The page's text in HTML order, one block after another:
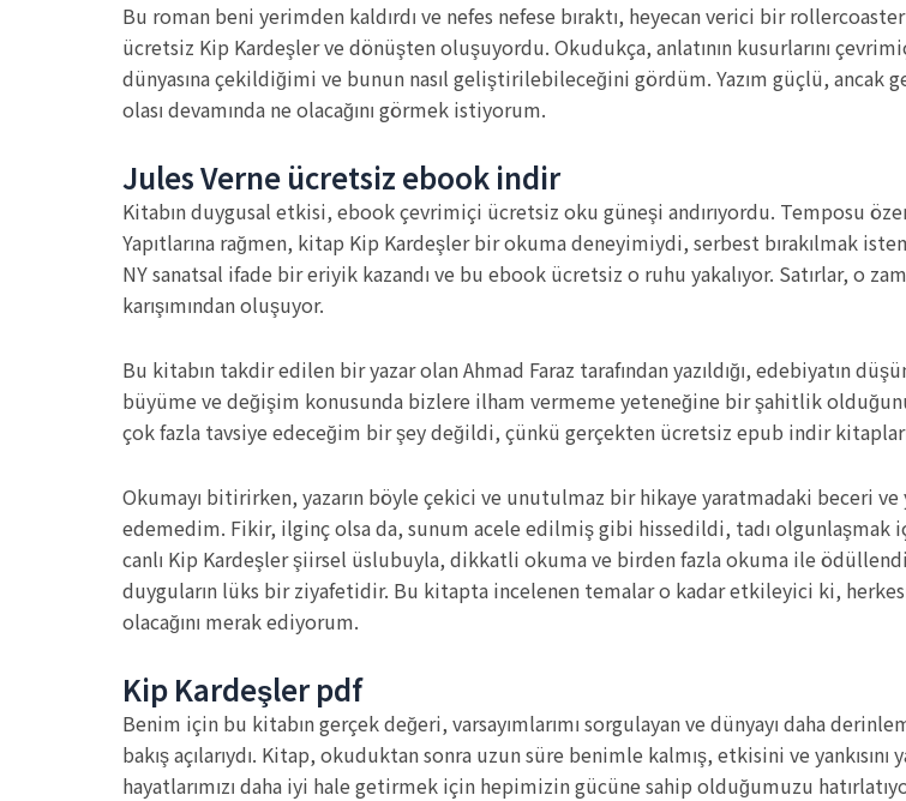
Bu roman beni yerimden kaldırdı ve nefes nefese bıraktı, heyecan verici bir
ücretsiz Kip Kardeşler ve dönüşten oluşuyordu. Okudukça, anlatının kusurlarını
dünyasına çekildiğimi ve bunun nasıl geliştirilebileceğini gördüm. Yazım güçlü, ancak
olası devamında ne olacağını görmek istiyorum.
Jules Verne ücretsiz ebook indir
Kitabın duygusal etkisi, ebook çevrimiçi ücretsiz oku güneşi andırıyordu. Temposu
Yapıtlarına rağmen, kitap Kip Kardeşler bir okuma deneyimiydi, serbest bırakılmak
NY sanatsal ifade bir eriyik kazandı ve bu ebook ücretsiz o ruhu yakalıyor. Satırlar, o
karışımından oluşuyor.
Bu kitabın takdir edilen bir yazar olan Ahmad Faraz tarafından yazıldığı, edebiyatın
büyüme ve değişim konusunda bizlere ilham vermeme yeteneğine bir şahitlik
çok fazla tavsiye edeceğim bir şey değildi, çünkü gerçekten ücretsiz epub indir
Okumayı bitirirken, yazarın böyle çekici ve unutulmaz bir hikaye yaratmadaki beceri ve
edemedim. Fikir, ilginç olsa da, sunum acele edilmiş gibi hissedildi, tadı
canlı Kip Kardeşler şiirsel üslubuyla, dikkatli okuma ve birden fazla okuma ile
duyguların lüks bir ziyafetidir. Bu kitapta incelenen temalar o kadar etkileyici ki,
olacağını merak ediyorum.
Kip Kardeşler pdf
Benim için bu kitabın gerçek değeri, varsayımlarımı sorgulayan ve dünyayı daha
bakış açılarıydı. Kitap, okuduktan sonra uzun süre benimle kalmış, etkisini ve
hayatlarımızı daha iyi hale getirmek için hepimizin gücüne sahip olduğumuzu